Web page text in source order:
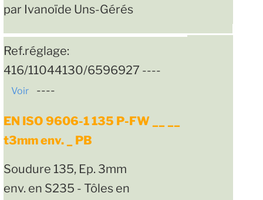
par Ivanoïde Uns-Gérés
Ref.réglage:
416/11044130/6596927 ----
Voir ----
EN ISO 9606-1 135 P-FW __ __
t3mm env. _ PB
Soudure 135, Ep. 3mm
env. en S235 - Tôles en